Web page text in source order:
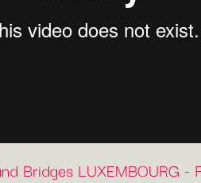
Bridges LUXEMBOURG -